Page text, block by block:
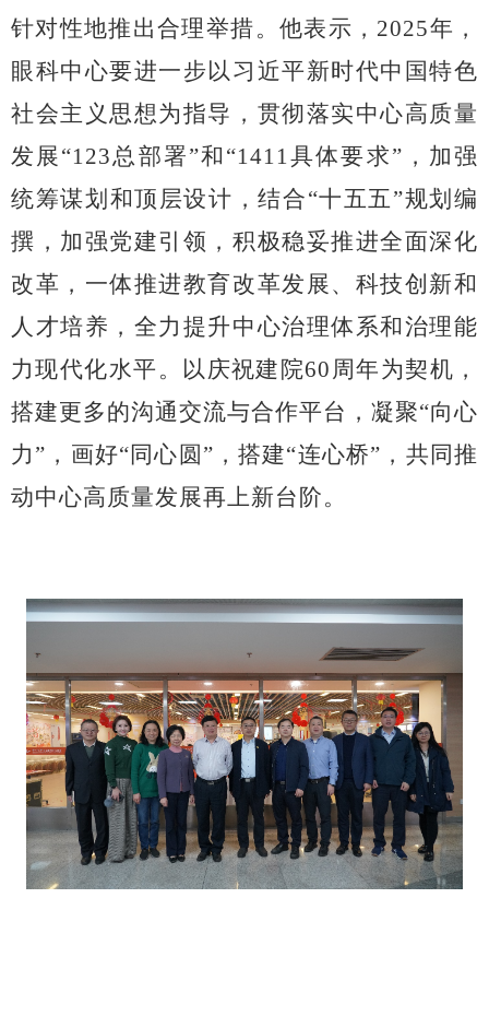
针对性地推出合理举措。他表示， 2025年，
眼科中心要进一步以习近平新时代中国特色
社会主义思想为指导，贯彻落实中心高质量
发展“123总部署”和“1411具体要求”，加强
统筹谋划和顶层设计，结合“十五五”规划编
撰，加强党建引领，积极稳妥推进全面深化
改革，一体推进教育改革发展、科技创新和
人才培养，全力提升中心治理体系和治理能
力现代化水平。以庆祝建院60周年为契机，
搭建更多的沟通交流与合作平台，凝聚“向心
力”，画好“同心圆”，搭建“连心桥”，共同推
动中心高质量发展再上新台阶。